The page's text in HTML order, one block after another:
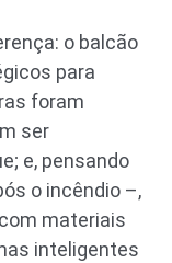
o balcão
para
foram
ser
e, pensando
o incêndio –,
materiais
inteligentes